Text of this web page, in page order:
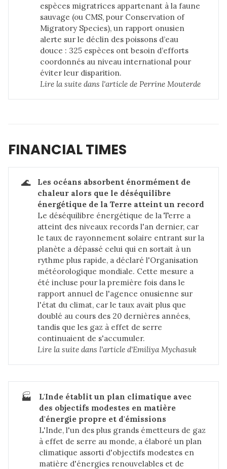
espèces migratrices appartenant à la faune
sauvage (ou CMS, pour Conservation of
Migratory Species), un rapport onusien
alerte sur le déclin des poissons d’eau
douce : 325 espèces ont besoin d’efforts
coordonnés au niveau international pour
éviter leur disparition.
Lire la suite dans l'article de Perrine Mouterde
FINANCIAL TIMES
🌊
Les océans absorbent énormément de
chaleur alors que le déséquilibre
énergétique de la Terre atteint un record
Le déséquilibre énergétique de la Terre a
atteint des niveaux records l'an dernier, car
le taux de rayonnement solaire entrant sur la
planète a dépassé celui qui en sortait à un
rythme plus rapide, a déclaré l'Organisation
météorologique mondiale. Cette mesure a
été incluse pour la première fois dans le
rapport annuel de l'agence onusienne sur
l'état du climat, car le taux avait plus que
doublé au cours des 20 dernières années,
tandis que les gaz à effet de serre
continuaient de s'accumuler.
Lire la suite dans l'article d'Emiliya Mychasuk
🏭
L'Inde établit un plan climatique avec
des objectifs modestes en matière
d'énergie propre et d'émissions
L'Inde, l'un des plus grands émetteurs de gaz
à effet de serre au monde, a élaboré un plan
climatique assorti d'objectifs modestes en
matière d'énergies renouvelables et de